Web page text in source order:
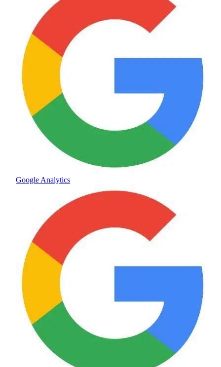
Google Analytics